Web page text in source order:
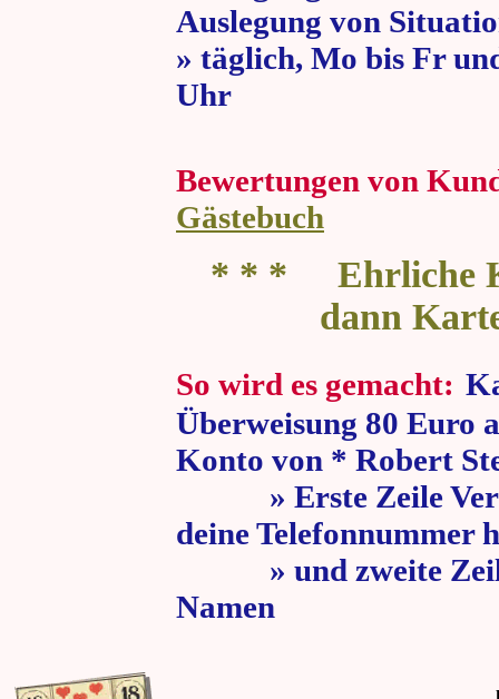
Auslegung von
» täglich, Mo bis Fr
Uhr » 80
Bewertungen von
Gästebuch
* * * Ehrliche
dann
So wird es gemacht:
Überweisung 80 Euro
Konto von * Robert
» Erste Zeile
deine Telefonnummer
» und zweite Zeile
Namen